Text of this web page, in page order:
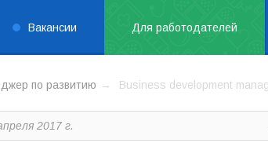
Вакансии Для работодателей
по развитию Business development
2017 г.